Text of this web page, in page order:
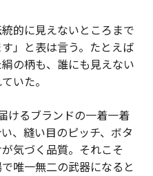
的に見えないところまで
」と表は言う。たとえば
の柄も、誰にも見えない
いた。
けるブランドの一着一着
、縫い目のピッチ、ボタ
気づく品質。それこそ
唯一無二の武器になると